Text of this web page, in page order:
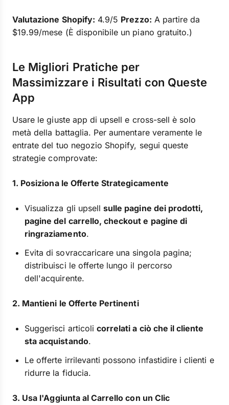
Valutazione Shopify: 4.9/5 Prezzo: A partire da
$19.99/mese (È disponibile un piano gratuito.)
Le Migliori Pratiche per
Massimizzare i Risultati con Queste
App
Usare le giuste app di upsell e cross-sell è solo
metà della battaglia. Per aumentare veramente le
entrate del tuo negozio Shopify, segui queste
strategie comprovate:
1. Posiziona le Offerte Strategicamente
Visualizza gli upsellsulle pagine dei prodotti,
pagine del carrello, checkout e pagine di
ringraziamento.
Evita di sovraccaricare una singola pagina;
distribuisci le offerte lungo il percorso
dell'acquirente.
2. Mantieni le Offerte Pertinenti
Suggerisci articoli correlati a ciò che il cliente
sta acquistando.
Le offerte irrilevanti possono infastidire i clienti e
ridurre la fiducia.
3. Usa l'Aggiunta al Carrello con un Clic